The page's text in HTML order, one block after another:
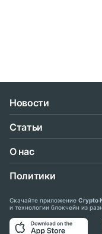
Новости
Статьи
О нас
Политики
Скачайте приложение Crypto
и технологии блокчейн из